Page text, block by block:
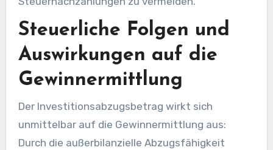
Steuerliche Folgen und
Auswirkungen auf die
Gewinnermittlung
Der Investitionsabzugsbetrag wirkt sich
unmittelbar auf die Gewinnermittlung aus:
Durch die außerbilanzielle Abzugsfähigkeit